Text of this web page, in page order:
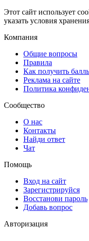
Этот сайт использует
указать условия
Компания
Общие вопросы
Правила
Как получить
Реклама на сайте
Политика
Сообщество
О нас
Контакты
Найди ответ
Чат
Помощь
Вход на сайт
Зарегистрируйся
Восстанови пароль
Добавь вопрос
Авторизация